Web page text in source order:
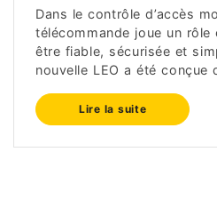
Dans le contrôle d’accès
télécommande joue un
être fiable, sécurisée et
nouvelle LEO a été conçue
Lire la suite